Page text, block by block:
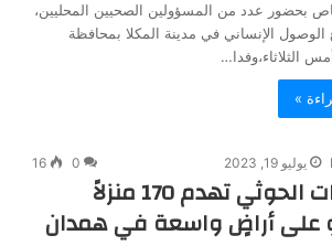
بحضور عدد من المسؤولين الصحيين المحليين،
الإنساني في مدينة المكلا بمحافظة
الثلاثاء،وفدا…
»
يوليو 19, 2023 0
16
ميليشيات الحوثي تهدم 170 منزلاً
أراضٍ واسعة في همدان